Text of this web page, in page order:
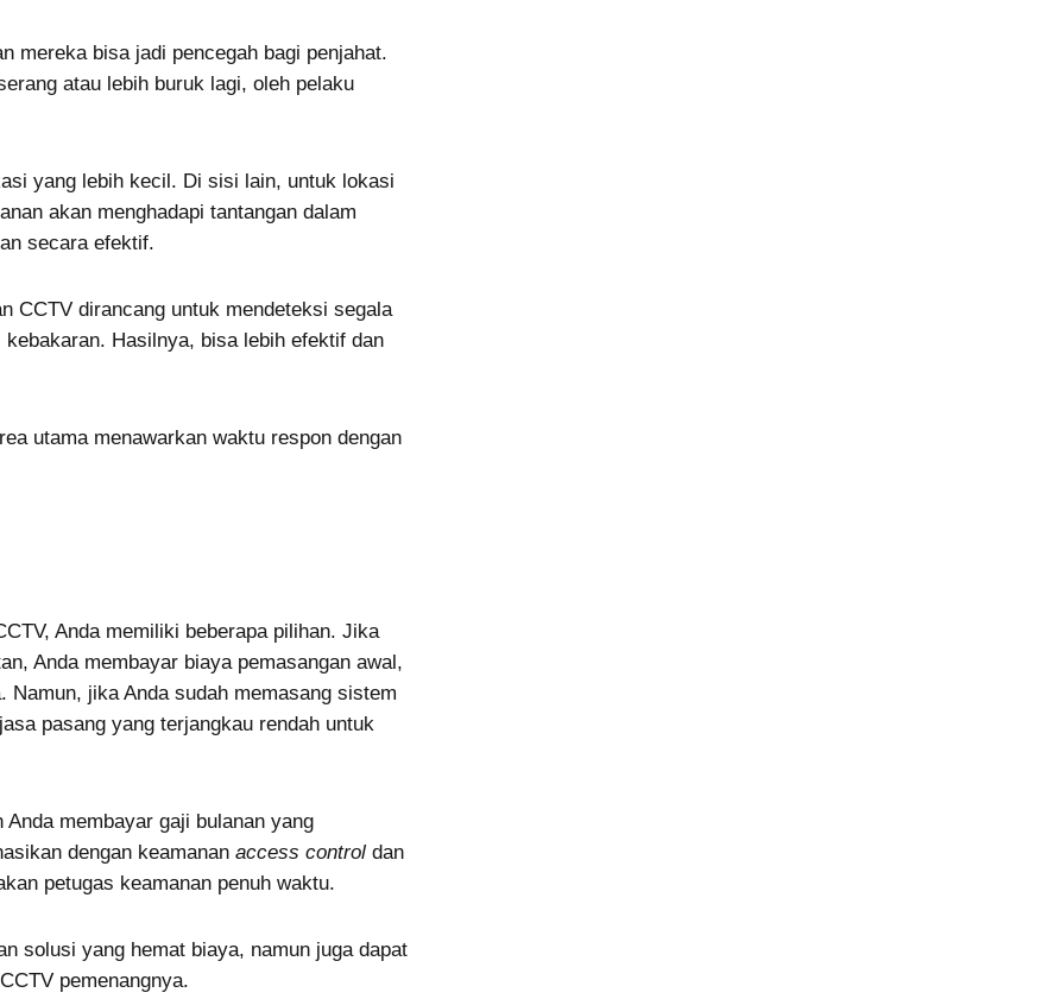
mereka bisa jadi pencegah bagi penjahat.
atau lebih buruk lagi, oleh pelaku
yang lebih kecil. Di sisi lain, untuk lokasi
akan menghadapi tantangan dalam
secara efektif.
CCTV dirancang untuk mendeteksi segala
Hasilnya, bisa lebih efektif dan
utama menawarkan waktu respon dengan
Anda memiliki beberapa pilihan. Jika
Anda membayar biaya pemasangan awal,
Namun, jika Anda sudah memasang sistem
pasang yang terjangkau rendah untuk
membayar gaji bulanan yang
dengan keamanan access control dan
petugas keamanan penuh waktu.
solusi yang hemat biaya, namun juga dapat
pemenangnya.